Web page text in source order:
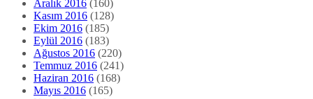
Aralık 2016 (160)
Kasım 2016 (128)
Ekim 2016 (185)
Eylül 2016 (183)
Ağustos 2016 (220)
Temmuz 2016 (241)
Haziran 2016 (168)
Mayıs 2016 (165)